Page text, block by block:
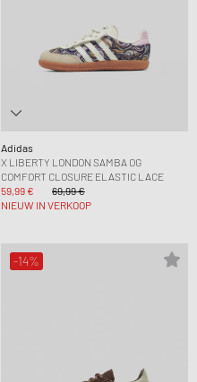
Adidas
X LIBERTY LONDON SAMBA OG
COMFORT CLOSURE ELASTIC LACE
59,99 €
69,99 €
NIEUW IN VERKOOP
-14%